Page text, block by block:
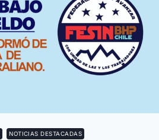
NOTICIAS DESTACADAS